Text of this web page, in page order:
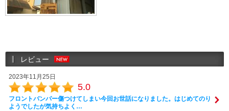
レビュー
2023年11月25日
5.0
フロントバンパー傷つけてしまい今回お世話になりました。はじめてのり
ようでしたが気持ちよく…